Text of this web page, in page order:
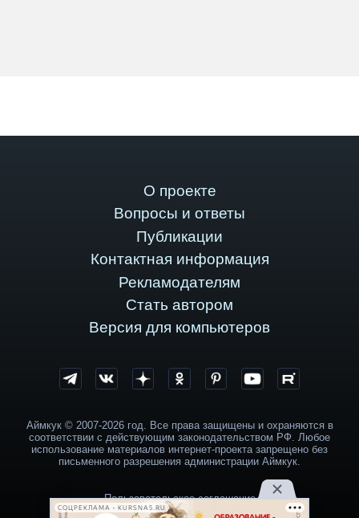
О проекте
Вопросы и ответы
Публикации
Контактная информация
Рекламодателям
Стать автором
Версия для компьютеров
Аймкук © 2007-2026 год. Все права защищены и охраняются в
соответствии с действующим законодательством РФ. Любое
использование материалов интернет-проекта запрещено без
письменного разрешения администрации Аймкук.
Пользовательское соглашение
СОЦРЕКЛАМА • KURSNA5.RU